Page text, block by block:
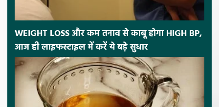
WEIGHT LOSS और कम तनाव से काबू होगा HIGH BP,
आज ही लाइफस्टाइल में करें ये बड़े सुधार